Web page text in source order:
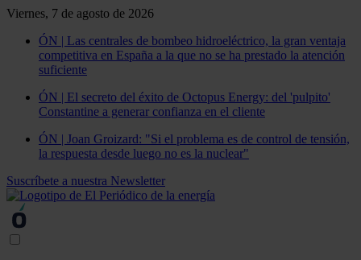
Viernes, 7 de agosto de 2026
ÓN | Las centrales de bombeo hidroeléctrico, la gran ventaja
competitiva en España a la que no se ha prestado la atención
suficiente
ÓN | El secreto del éxito de Octopus Energy: del 'pulpito'
Constantine a generar confianza en el cliente
ÓN | Joan Groizard: "Si el problema es de control de tensión,
la respuesta desde luego no es la nuclear"
Suscríbete a nuestra Newsletter